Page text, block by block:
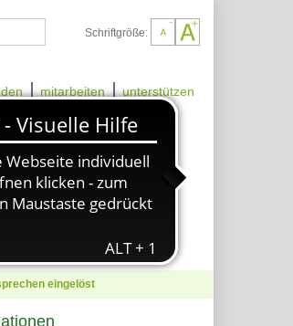
Schriftgröße:
mitarbeiten unterstützen
eingelöst